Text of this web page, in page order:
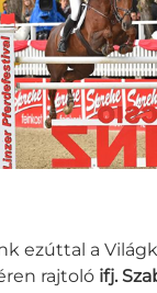
ezúttal a
rajtoló ifj.